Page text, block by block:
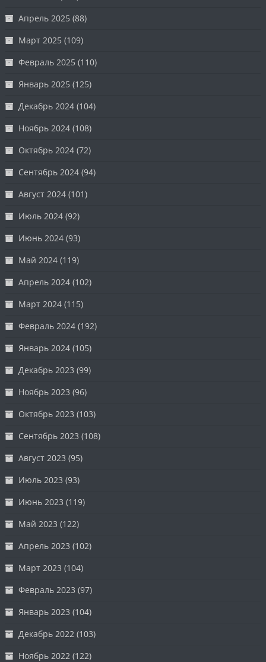
Апрель 2025 (88)
Март 2025 (109)
Февраль 2025 (110)
Январь 2025 (125)
Декабрь 2024 (104)
Ноябрь 2024 (108)
Октябрь 2024 (72)
Сентябрь 2024 (94)
Август 2024 (101)
Июль 2024 (92)
Июнь 2024 (93)
Май 2024 (119)
Апрель 2024 (102)
Март 2024 (115)
Февраль 2024 (192)
Январь 2024 (105)
Декабрь 2023 (99)
Ноябрь 2023 (96)
Октябрь 2023 (103)
Сентябрь 2023 (108)
Август 2023 (95)
Июль 2023 (93)
Июнь 2023 (119)
Май 2023 (122)
Апрель 2023 (102)
Март 2023 (104)
Февраль 2023 (97)
Январь 2023 (104)
Декабрь 2022 (103)
Ноябрь 2022 (122)